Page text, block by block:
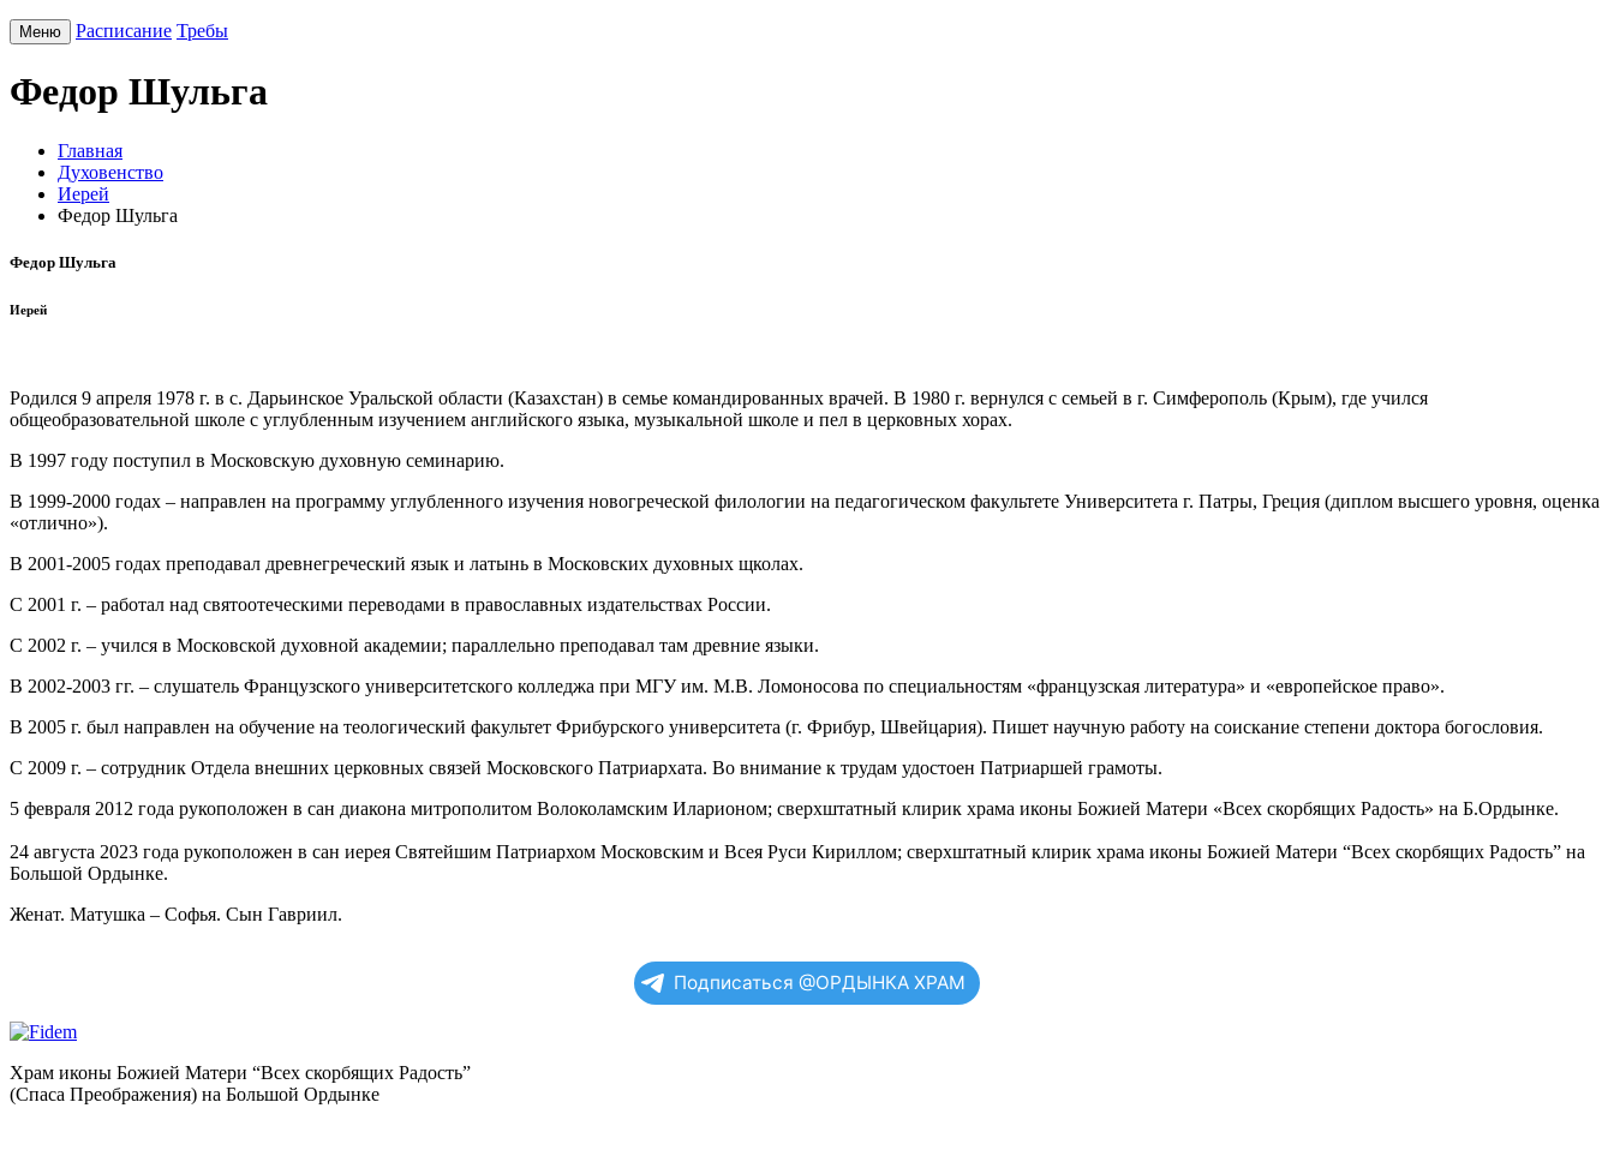
Меню Расписание Требы
Федор Шульга
Главная
Духовенство
Иерей
Федор Шульга
Федор Шульга
Иерей
Родился 9 апреля 1978 г. в с. Дарьинское Уральской области (Казахстан) в семье командированных врачей. В 1980 г. вернулся с семьей в г. Симферополь (Крым), где учился
общеобразовательной школе с углубленным изучением английского языка, музыкальной школе и пел в церковных хорах.
В 1997 году поступил в Московскую духовную семинарию.
В 1999-2000 годах – направлен на программу углубленного изучения новогреческой филологии на педагогическом факультете Университета г. Патры, Греция (диплом высшего уровня, оценка
«отлично»).
В 2001-2005 годах преподавал древнегреческий язык и латынь в Московских духовных щколах.
С 2001 г. – работал над святоотеческими переводами в православных издательствах России.
С 2002 г. – учился в Московской духовной академии; параллельно преподавал там древние языки.
В 2002-2003 гг. – слушатель Французского университетского колледжа при МГУ им. М.В. Ломоносова по специальностям «французская литература» и «европейское право».
В 2005 г. был направлен на обучение на теологический факультет Фрибурского университета (г. Фрибур, Швейцария). Пишет научную работу на соискание степени доктора богословия.
С 2009 г. – сотрудник Отдела внешних церковных связей Московского Патриархата. Во внимание к трудам удостоен Патриаршей грамоты.
5 февраля 2012 года рукоположен в сан диакона митрополитом Волоколамским Иларионом; сверхштатный клирик храма иконы Божией Матери «Всех скорбящих Радость» на Б.Ордынке.
24 августа 2023 года рукоположен в сан иерея Святейшим Патриархом Московским и Всея Руси Кириллом; сверхштатный клирик храма иконы Божией Матери “Всех скорбящих Радость” на
Большой Ордынке.
Женат. Матушка – Софья. Сын Гавриил.
Подписаться @ОРДЫНКА ХРАМ
Храм иконы Божией Матери “Всех скорбящих Радость”
(Спаса Преображения) на Большой Ордынке